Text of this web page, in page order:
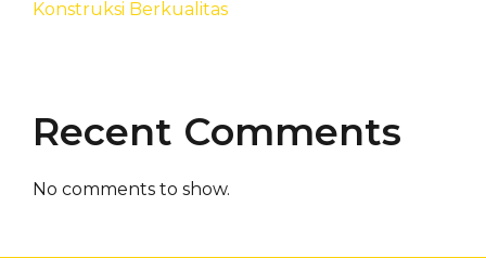
Konstruksi Berkualitas
Recent Comments
No comments to show.